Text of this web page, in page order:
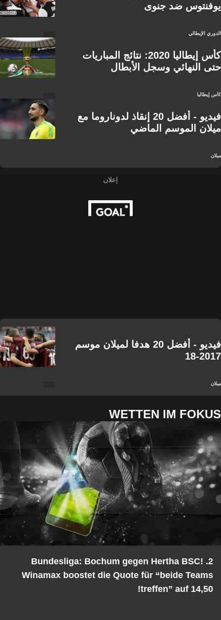
يوفنتوس ضد جنوى
الدوري الإيطالي
كأس إيطاليا 2020: نتائج المباريات
حتى النهائي وسجل الأبطال
كأس إيطاليا
فيديو - أفضل 20 إنقاذ لدوناروما مع
ميلان الموسم الماضي
ميلان
فيديو - أفضل 20 هدفا لميلان موسم
2017-18
ميلان
WETTEN IM FOKUS
2. Bundesliga: Bochum gegen Hertha BSC!
Winamax boostet die Quote für “beide Teams
treffen” auf 14,50!